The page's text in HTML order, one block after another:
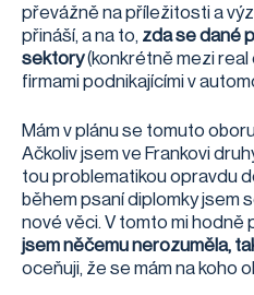
převážně na příležitosti a
přináší, a na to, zda se dané
sektory(konkrétně mezi
firmami podnikajícími v
Mám v plánu se tomuto
Ačkoliv jsem ve Frankovi
tou problematikou opravdu
během psaní diplomky jsem
nové věci. V tomto mi hodně
jsem něčemu nerozuměla,
oceňuji, že se mám na koho